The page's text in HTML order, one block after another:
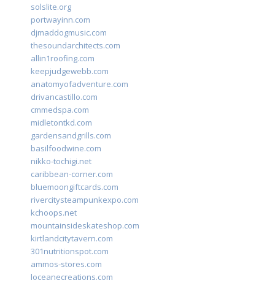
solslite.org
portwayinn.com
djmaddogmusic.com
thesoundarchitects.com
allin1roofing.com
keepjudgewebb.com
anatomyofadventure.com
drivancastillo.com
cmmedspa.com
midletontkd.com
gardensandgrills.com
basilfoodwine.com
nikko-tochigi.net
caribbean-corner.com
bluemoongiftcards.com
rivercitysteampunkexpo.com
kchoops.net
mountainsideskateshop.com
kirtlandcitytavern.com
301nutritionspot.com
ammos-stores.com
loceanecreations.com